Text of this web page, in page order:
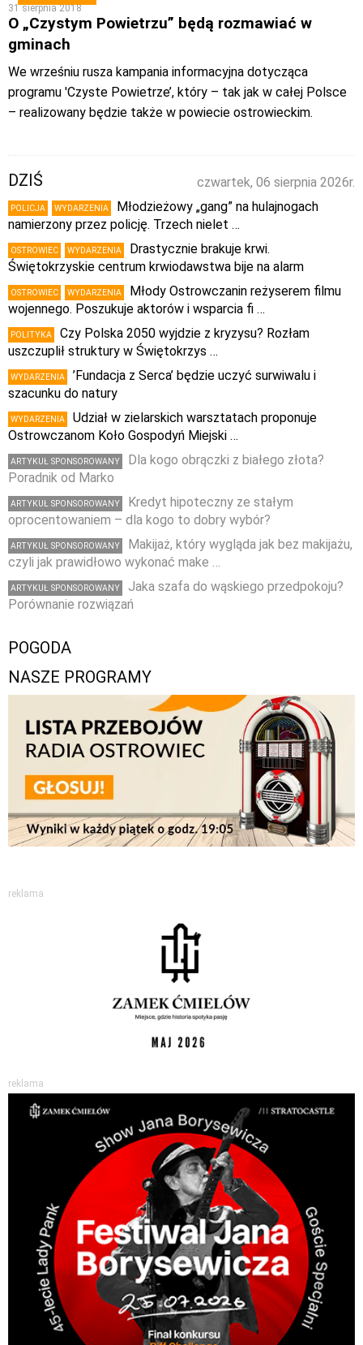
31 sierpnia 2018
O „Czystym Powietrzu” będą rozmawiać w
gminach
We wrześniu rusza kampania informacyjna dotycząca
programu 'Czyste Powietrze’, który – tak jak w całej Polsce
– realizowany będzie także w powiecie ostrowieckim.
czwartek, 06 sierpnia 2026r.
DZIŚ
POLICJA WYDARZENIA
Młodzieżowy „gang” na hulajnogach
namierzony przez policję. Trzech nielet …
OSTROWIEC WYDARZENIA
Drastycznie brakuje krwi.
Świętokrzyskie centrum krwiodawstwa bije na alarm
OSTROWIEC WYDARZENIA
Młody Ostrowczanin reżyserem filmu
wojennego. Poszukuje aktorów i wsparcia fi …
POLITYKA
Czy Polska 2050 wyjdzie z kryzysu? Rozłam
uszczuplił struktury w Świętokrzys …
WYDARZENIA
’Fundacja z Serca’ będzie uczyć surwiwalu i
szacunku do natury
WYDARZENIA
Udział w zielarskich warsztatach proponuje
Ostrowczanom Koło Gospodyń Miejski …
ARTYKUŁ SPONSOROWANY
Dla kogo obrączki z białego złota?
Poradnik od Marko
ARTYKUŁ SPONSOROWANY
Kredyt hipoteczny ze stałym
oprocentowaniem – dla kogo to dobry wybór?
ARTYKUŁ SPONSOROWANY
Makijaż, który wygląda jak bez makijażu,
czyli jak prawidłowo wykonać make …
ARTYKUŁ SPONSOROWANY
Jaka szafa do wąskiego przedpokoju?
Porównanie rozwiązań
POGODA
NASZE PROGRAMY
reklama
reklama